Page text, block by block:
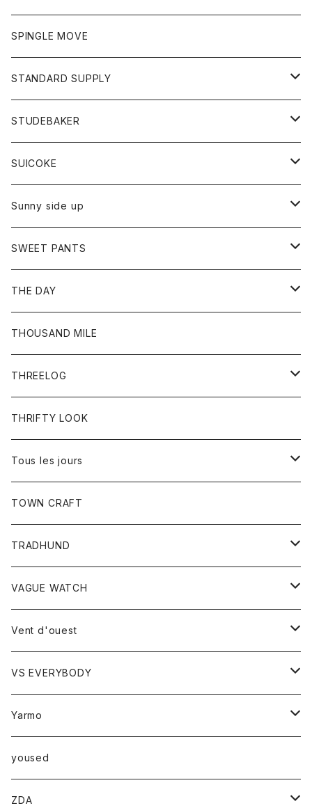
トレーナー
ショートパンツ
スカート
レディース
スカート
Tシャツ
アクセサリー
バック
グローブ
トップス
カットソー
カーディガン
ボトム
ショートパンツ
パンツ
レディース
カットソー
カーディガン
ワンピース
コート
チノパン
ポロシャツ
ベスト
靴
ワンピース
トップス
カットソー
ボトム
パンツ
オーバーオール
SPINGLE MOVE
STANDARD SUPPLY
財布
バッグ
STUDEBAKER
アクセサリー
ブレスレット
リング
SUICOKE
ブーツ
サンダル
Sunny side up
アウター
Ｇジャン
ボトム
ジーンズ
SWEET PANTS
ボトム
ショートパンツ
THE DAY
トップス
Tシャツ
THOUSAND MILE
THREELOG
トップス
Tシャツ
THRIFTY LOOK
Tous les jours
トップス
レディース
カットソー
TOWN CRAFT
TRADHUND
セーター
ベスト
VAGUE WATCH
時計
Vent d'ouest
ボトム
スカート
トップス
ベスト
VS EVERYBODY
トップス
Ｔシャツ
Yarmo
アウター
コート
小物
yoused
ZDA